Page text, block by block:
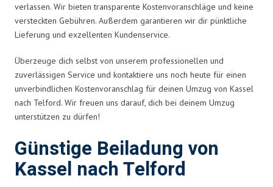
verlassen. Wir bieten transparente Kostenvoranschläge und keine
versteckten Gebühren. Außerdem garantieren wir dir pünktliche
Lieferung und exzellenten Kundenservice.
Überzeuge dich selbst von unserem professionellen und
zuverlässigen Service und kontaktiere uns noch heute für einen
unverbindlichen Kostenvoranschlag für deinen Umzug von Kassel
nach Telford. Wir freuen uns darauf, dich bei deinem Umzug
unterstützen zu dürfen!
Günstige Beiladung von
Kassel nach Telford